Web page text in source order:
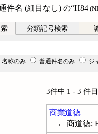
件名 (細目なし) の“H84
分類記号検索
名称のみ 普通件名のみ ジ
3件中 1 - 3 件
商業道徳
← 商道徳;